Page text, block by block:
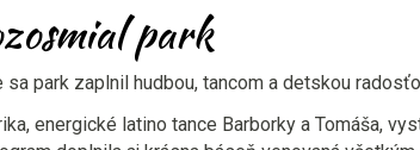
park
park zaplnil hudbou, tancom a detskou
energické latino tance Barborky a Tomáša,